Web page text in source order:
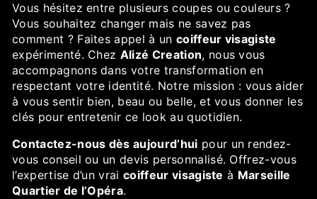
Vous hésitez entre plusieurs coupes ou couleurs ?
Vous souhaitez changer mais ne savez pas
comment ? Faites appel à un coiffeur visagiste
expérimenté. Chez Alizé Creation, nous vous
accompagnons dans votre transformation en
respectant votre identité. Notre mission : vous aider
à vous sentir bien, beau ou belle, et vous donner les
clés pour entretenir ce look au quotidien.
Contactez-nous dès aujourd’hui pour un rendez-
vous conseil ou un devis personnalisé. Offrez-vous
l’expertise d’un vraicoiffeur visagiste à Marseille
Quartier de l’Opéra.